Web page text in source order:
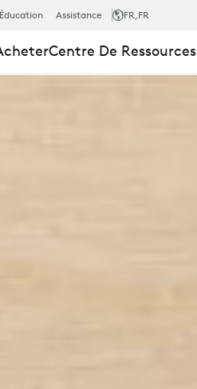
Éducation Assistance FR,FR
Centre De Ressources